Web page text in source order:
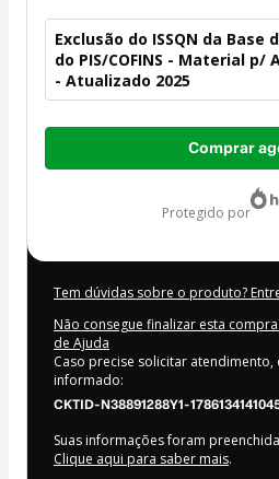
Exclusão do ISSQN da Base
do PIS/COFINS - Material p/
- Atualizado 2025
Total
Comprar
protegido por
Tem dúvidas sobre o produto?
Não consegue finalizar esta
de Ajuda
Caso precise solicitar
informado:
CKTID-N38891288Y1-
Suas informações foram
Clique aqui para saber mais.